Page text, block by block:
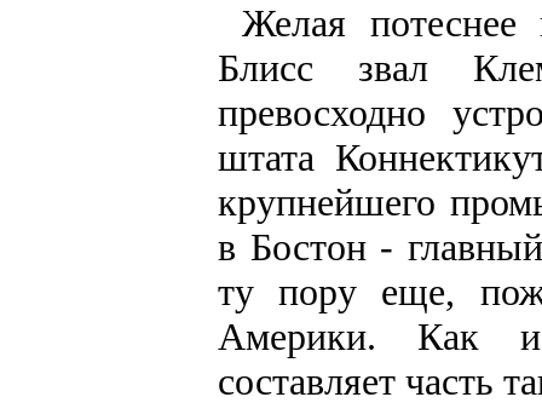
Желая потеснее
Блисс звал
превосходно
штата
крупнейшего
в Бостон -
ту пору еще,
Америки. Как и
составляет часть